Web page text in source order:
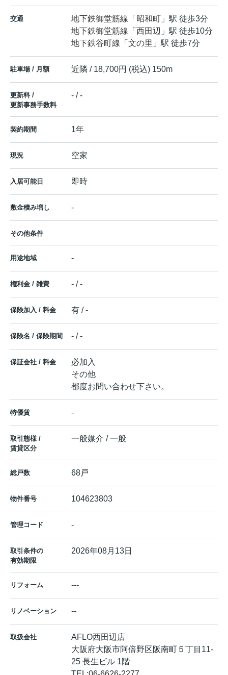
交通 地下鉄御堂筋線 「 昭和町 」駅 徒歩3分
地下鉄御堂筋線 「 西田辺 」駅 徒歩10分
地下鉄谷町線 「 文の里 」駅 徒歩7分
駐車場 / 月額 近隣 / 18,700円 (税込) 150m
更新料 /
更新事務手数料
- / -
契約期間 1年
現況 空家
入居可能日 即時
敷金積み増し -
その他条件
用途地域 -
権利金 / 雑費 - / -
保険加入 / 料金 有 / -
保険名 / 保険期間 - / -
保証会社 / 料金
必加入
その他
都度お問い合わせ下さい。
特優賃 -
取引態様 /
賃貸区分
一般媒介 / 一般
総戸数 68戸
物件番号 104623803
管理コード -
取引条件の
有効期限
2026年08月13日
リフォーム ---
リノベーション --
取扱会社
AFLO西田辺店
大阪府大阪市阿倍野区阪南町５丁目11-
25 長生ビル 1階